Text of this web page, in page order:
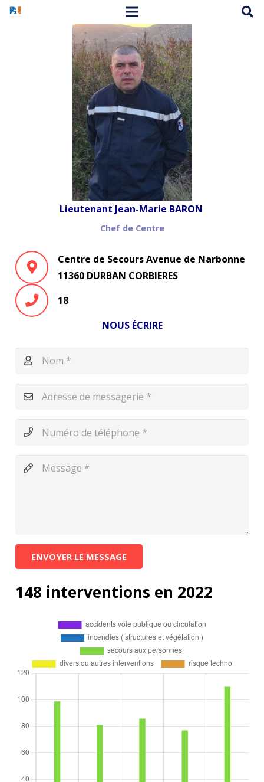
Lieutenant Jean-Marie BARON
Chef de Centre
Centre de Secours Avenue de Narbonne
11360 DURBAN CORBIERES
18
NOUS ÉCRIRE
ENVOYER LE MESSAGE
148 interventions en 2022